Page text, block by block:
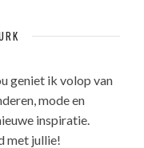
geniet ik volop van
mode en
inspiratie.
met jullie!